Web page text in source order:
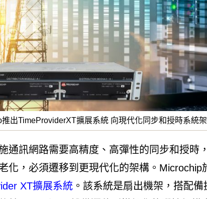
推出TimeProviderXT擴展系統 向現代化同步和授時系統
通訊網路需要高精度、高彈性的同步和授時
化，必須遷移到更現代化的架構。Microchip
XT擴展系統 。該系統是扇出機架，搭配